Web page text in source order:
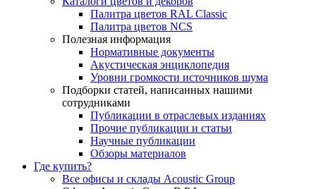
Палитра цветов RAL Сlassic
Палитра цветов NCS
Полезная информация
Нормативные документы
Акустическая энциклопедия
Уровни громкости источников шума
Подборки статей, написанных нашими
сотрудниками
Публикации в отраслевых изданиях
Прочие публикации и статьи
Научные публикации
Обзоры материалов
Где купить?
Все офисы и склады Acoustic Group